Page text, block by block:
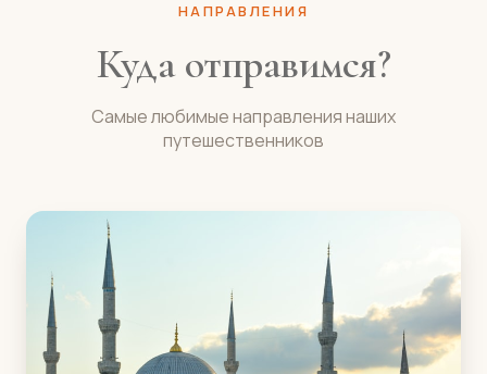
НАПРАВЛЕНИЯ
Куда отправимся?
Самые любимые направления наших
путешественников